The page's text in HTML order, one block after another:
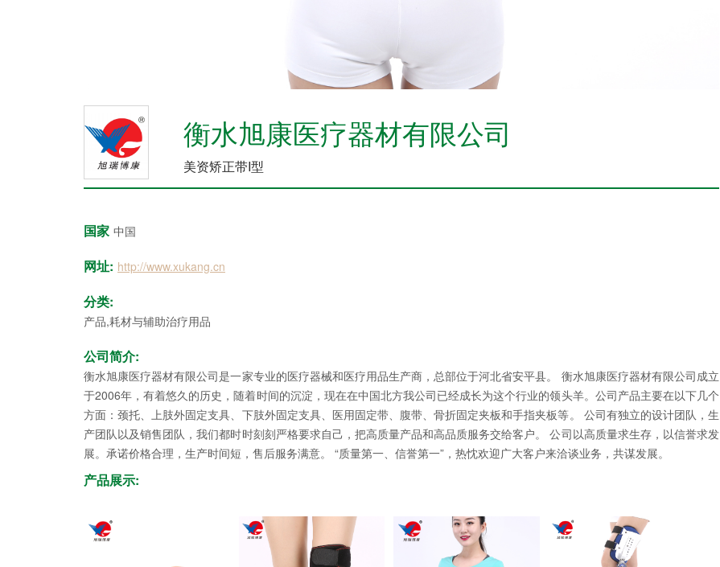
衡水旭康医疗器材有限公司
美资矫正带I型
国家 中国
网址: http://www.xukang.cn
分类:
产品,耗材与辅助治疗用品
公司简介:
衡水旭康医疗器材有限公司是一家专业的医疗器械和医疗用品生产商，总部位于河北省安平县。 衡水旭康医疗器材有限公司成立
于2006年，有着悠久的历史，随着时间的沉淀，现在在中国北方我公司已经成长为这个行业的领头羊。公司产品主要在以下几个
方面：颈托、上肢外固定支具、下肢外固定支具、医用固定带、腹带、骨折固定夹板和手指夹板等。 公司有独立的设计团队，生
产团队以及销售团队，我们都时时刻刻严格要求自己，把高质量产品和高品质服务交给客户。 公司以高质量求生存，以信誉求发
展。承诺价格合理，生产时间短，售后服务满意。 “质量第一、信誉第一”，热忱欢迎广大客户来洽谈业务，共谋发展。
产品展示: